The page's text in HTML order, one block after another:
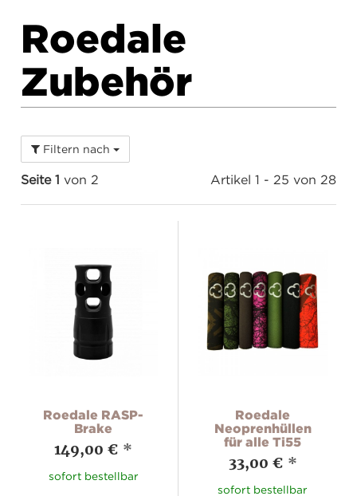
Roedale
Zubehör
Filtern nach
Seite 1 von 2 Artikel 1 - 25 von 28
Roedale RASP-
Brake
149,00 € *
sofort bestellbar
Roedale
Neoprenhüllen
für alle Ti55
33,00 € *
sofort bestellbar